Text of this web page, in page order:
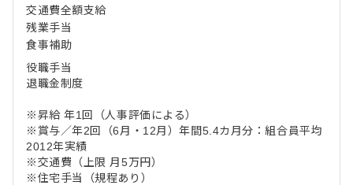
交通費全額支給
残業手当
食事補助
役職手当
退職金制度
※昇給 年1回（人事評価による）
※賞与／年2回（6月・12月）年間5.4カ月分：組合員平均
2012年実績
※交通費（上限 月5万円）
※住宅手当（規程あり）